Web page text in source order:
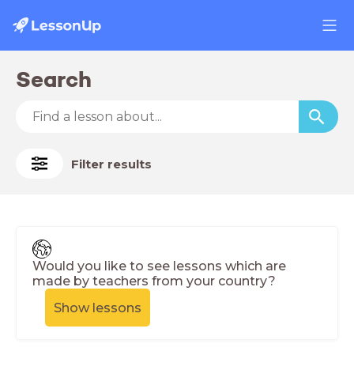
Search
Filter results
Would you like to see lessons which are
made by teachers from your country?
Show lessons